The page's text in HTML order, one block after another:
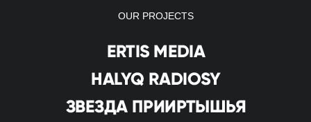
OUR PROJECTS